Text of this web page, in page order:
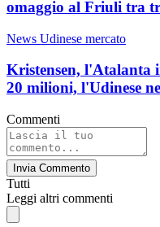
omaggio al Friuli tra
News Udinese mercato
Kristensen, l'Atalanta
20 milioni, l'Udinese
Commenti
Invia Commento
Tutti
Leggi altri commenti